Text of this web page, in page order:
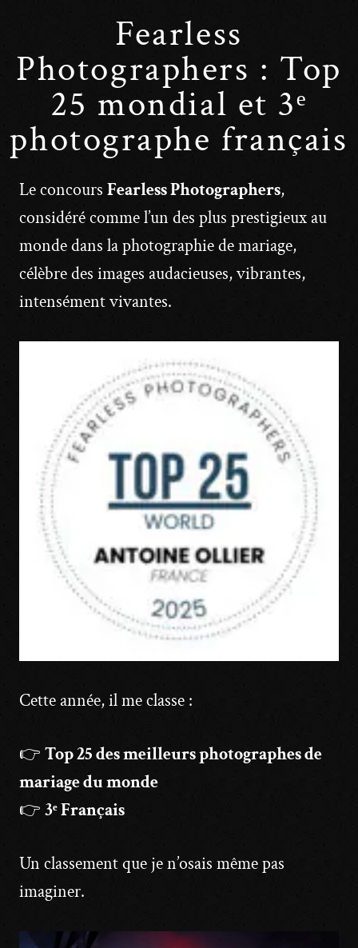
Fearless
Photographers : Top
25 mondial et 3ᵉ
photographe français
Le concours Fearless Photographers,
considéré comme l’un des plus prestigieux au
monde dans la photographie de mariage,
célèbre des images audacieuses, vibrantes,
intensément vivantes.
Cette année, il me classe :
👉 Top 25 des meilleurs photographes de
mariage du monde
👉 3ᵉ Français
Un classement que je n’osais même pas
imaginer.